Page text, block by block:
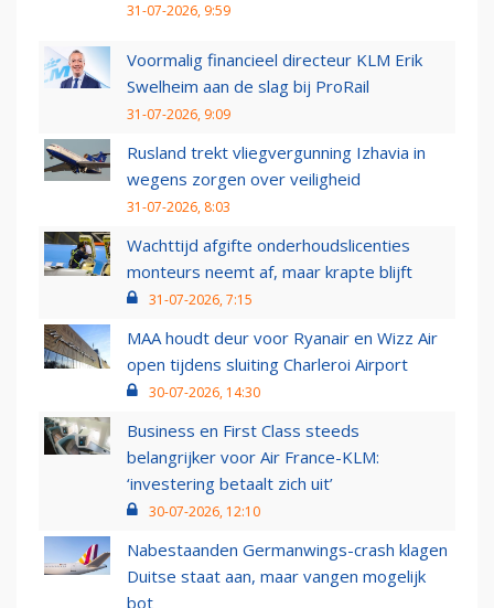
31-07-2026, 9:59
Voormalig financieel directeur KLM Erik
Swelheim aan de slag bij ProRail
31-07-2026, 9:09
Rusland trekt vliegvergunning Izhavia in
wegens zorgen over veiligheid
31-07-2026, 8:03
Wachttijd afgifte onderhoudslicenties
monteurs neemt af, maar krapte blijft
31-07-2026, 7:15
MAA houdt deur voor Ryanair en Wizz Air
open tijdens sluiting Charleroi Airport
30-07-2026, 14:30
Business en First Class steeds
belangrijker voor Air France-KLM:
‘investering betaalt zich uit’
30-07-2026, 12:10
Nabestaanden Germanwings-crash klagen
Duitse staat aan, maar vangen mogelijk
bot